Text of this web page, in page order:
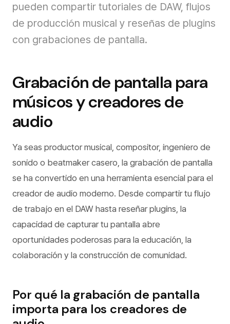
pueden compartir tutoriales de DAW, flujos
de producción musical y reseñas de plugins
con grabaciones de pantalla.
Grabación de pantalla para
músicos y creadores de
audio
Ya seas productor musical, compositor, ingeniero de
sonido o beatmaker casero, la grabación de pantalla
se ha convertido en una herramienta esencial para el
creador de audio moderno. Desde compartir tu flujo
de trabajo en el DAW hasta reseñar plugins, la
capacidad de capturar tu pantalla abre
oportunidades poderosas para la educación, la
colaboración y la construcción de comunidad.
Por qué la grabación de pantalla
importa para los creadores de